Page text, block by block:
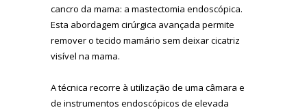
cancro da mama: a mastectomia endoscópica.
Esta abordagem cirúrgica avançada permite
remover o tecido mamário sem deixar cicatriz
visível na mama.
A técnica recorre à utilização de uma câmara e
de instrumentos endoscópicos de elevada